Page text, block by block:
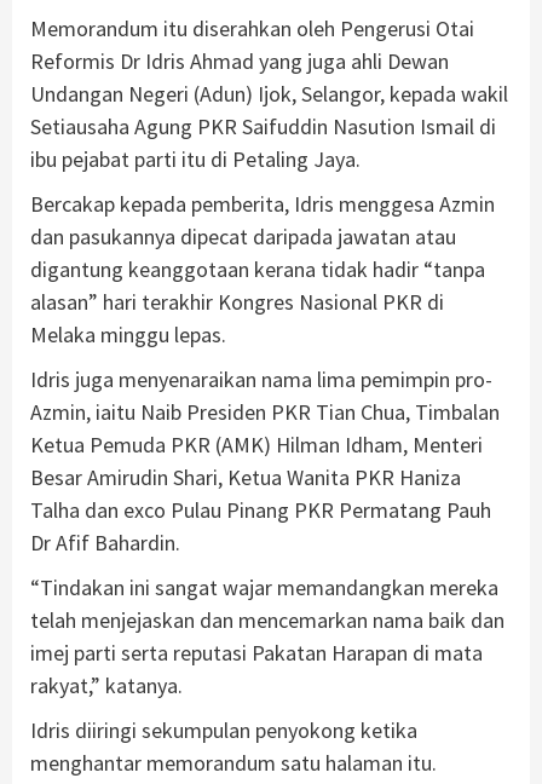
Memorandum itu diserahkan oleh Pengerusi Otai
Reformis Dr Idris Ahmad yang juga ahli Dewan
Undangan Negeri (Adun) Ijok, Selangor, kepada wakil
Setiausaha Agung PKR Saifuddin Nasution Ismail di
ibu pejabat parti itu di Petaling Jaya.
Bercakap kepada pemberita, Idris menggesa Azmin
dan pasukannya dipecat daripada jawatan atau
digantung keanggotaan kerana tidak hadir “tanpa
alasan” hari terakhir Kongres Nasional PKR di
Melaka minggu lepas.
Idris juga menyenaraikan nama lima pemimpin pro-
Azmin, iaitu Naib Presiden PKR Tian Chua, Timbalan
Ketua Pemuda PKR (AMK) Hilman Idham, Menteri
Besar Amirudin Shari, Ketua Wanita PKR Haniza
Talha dan exco Pulau Pinang PKR Permatang Pauh
Dr Afif Bahardin.
“Tindakan ini sangat wajar memandangkan mereka
telah menjejaskan dan mencemarkan nama baik dan
imej parti serta reputasi Pakatan Harapan di mata
rakyat,” katanya.
Idris diiringi sekumpulan penyokong ketika
menghantar memorandum satu halaman itu.